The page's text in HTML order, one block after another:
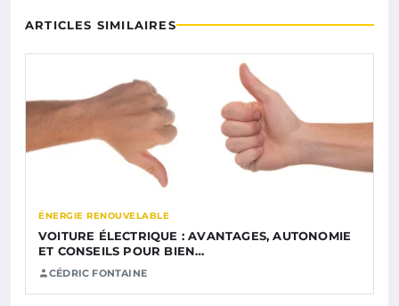
ARTICLES SIMILAIRES
ÉNERGIE RENOUVELABLE
VOITURE ÉLECTRIQUE : AVANTAGES, AUTONOMIE
ET CONSEILS POUR BIEN…
CÉDRIC FONTAINE